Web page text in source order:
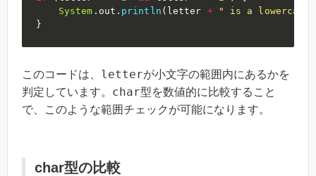
System . out . println ( letter +
" is a
}
このコードは、 letterが小文字の範囲内にあるかを
判定しています。 char型を数値的に比較すること
で、このような範囲チェックが可能になります。
char型の比較